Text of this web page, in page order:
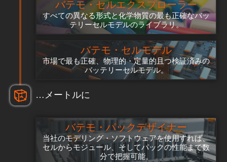
バテモ・セルエクスプローラー
すべての異なる形式と化学物質の最も正確なバッ
テリーセルモデルのライブラリ。
バテモ・セルモデル
市場で最も正確、物理的・定量的且つ検証済みの
バッテリーセルモデル。
…メートルに
バテモ・パックデザイナー
当社のモデリング・ソフトウェアを使用すれば、
セルからモジュール、そしてパックの性能まで数
分で把握可能。